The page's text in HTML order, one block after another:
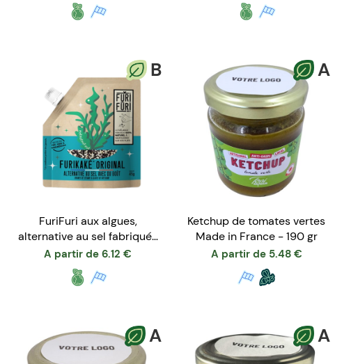
B
FuriFuri aux algues,
alternative au sel fabriquée
en France
A partir de 6.12 €
A
Ketchup de tomates vertes
Made in France - 190 gr
A partir de 5.48 €
A A